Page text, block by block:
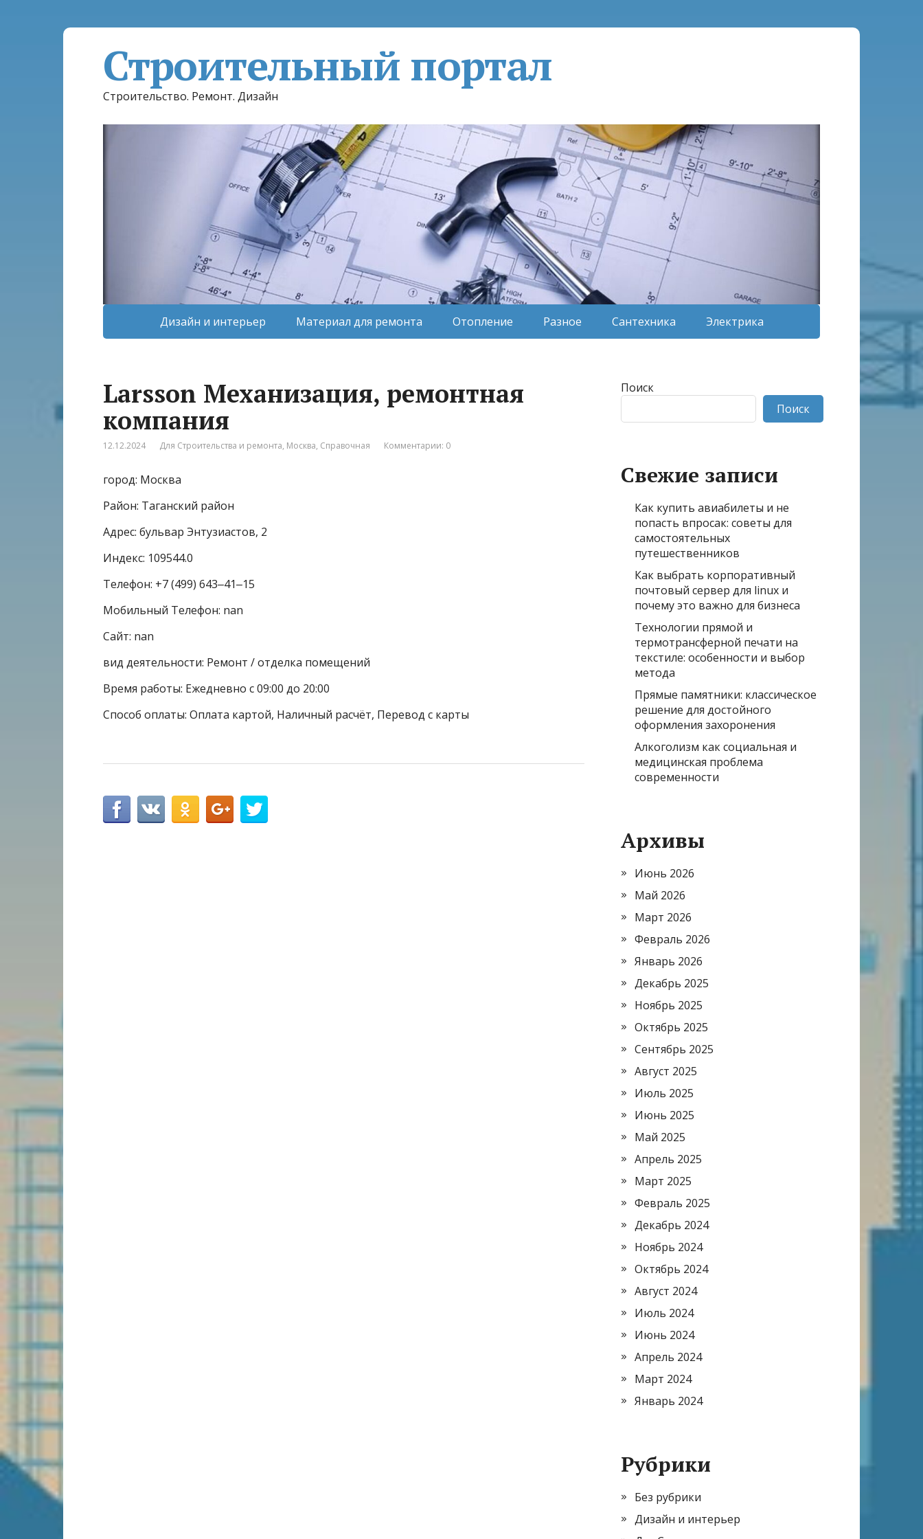
Строительный портал
Строительство. Ремонт. Дизайн
Дизайн и интерьер Материал для ремонта Отопление Разное Сантехника Электрика
Larsson Механизация, ремонтная
компания
12.12.2024 Для Строительства и ремонта, Москва, Справочная Комментарии: 0
город: Москва
Район: Таганский район
Адрес: бульвар Энтузиастов, 2
Индекс: 109544.0
Телефон: +7 (499) 643‒41‒15
Мобильный Телефон: nan
Сайт: nan
вид деятельности: Ремонт / отделка помещений
Время работы: Ежедневно с 09:00 до 20:00
Способ оплаты: Оплата картой, Наличный расчёт, Перевод с карты
Поиск
Поиск
Свежие записи
Как купить авиабилеты и не
попасть впросак: советы для
самостоятельных
путешественников
Как выбрать корпоративный
почтовый сервер для linux и
почему это важно для бизнеса
Технологии прямой и
термотрансферной печати на
текстиле: особенности и выбор
метода
Прямые памятники: классическое
решение для достойного
оформления захоронения
Алкоголизм как социальная и
медицинская проблема
современности
Архивы
Июнь 2026
Май 2026
Март 2026
Февраль 2026
Январь 2026
Декабрь 2025
Ноябрь 2025
Октябрь 2025
Сентябрь 2025
Август 2025
Июль 2025
Июнь 2025
Май 2025
Апрель 2025
Март 2025
Февраль 2025
Декабрь 2024
Ноябрь 2024
Октябрь 2024
Август 2024
Июль 2024
Июнь 2024
Апрель 2024
Март 2024
Январь 2024
Рубрики
Без рубрики
Дизайн и интерьер